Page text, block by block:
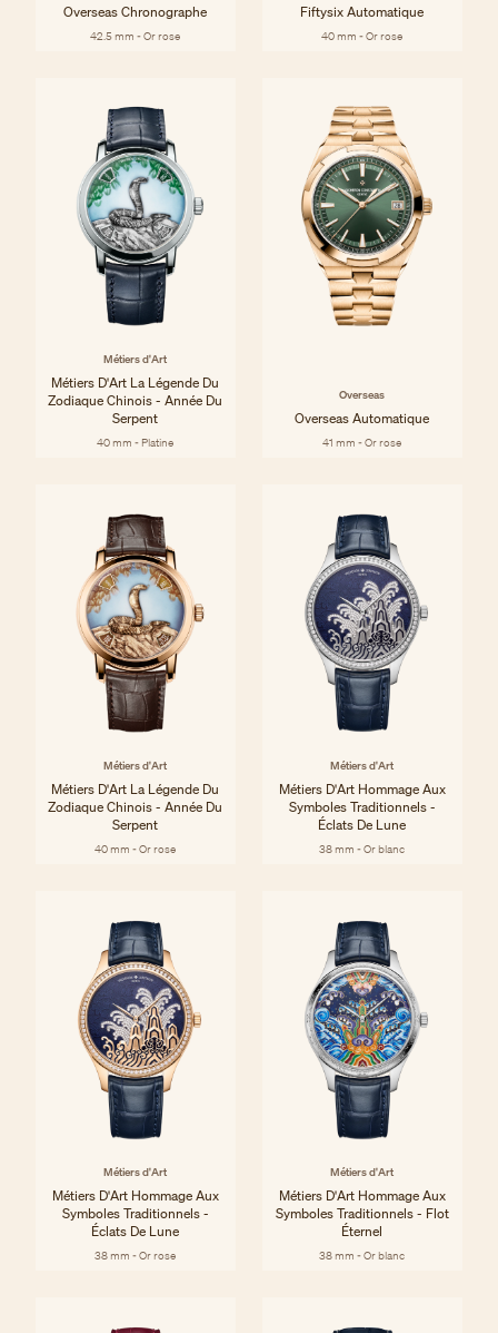
Overseas Chronographe
42.5 mm - Or rose
Fiftysix Automatique
40 mm - Or rose
Métiers d'Art
Métiers D'Art La Légende Du
Zodiaque Chinois - Année Du
Serpent
40 mm - Platine
Overseas
Overseas Automatique
41 mm - Or rose
Métiers d'Art
Métiers D'Art La Légende Du
Zodiaque Chinois - Année Du
Serpent
40 mm - Or rose
Métiers d'Art
Métiers D'Art Hommage Aux
Symboles Traditionnels -
Éclats De Lune
38 mm - Or blanc
Métiers d'Art
Métiers D'Art Hommage Aux
Symboles Traditionnels -
Éclats De Lune
38 mm - Or rose
Métiers d'Art
Métiers D'Art Hommage Aux
Symboles Traditionnels - Flot
Éternel
38 mm - Or blanc